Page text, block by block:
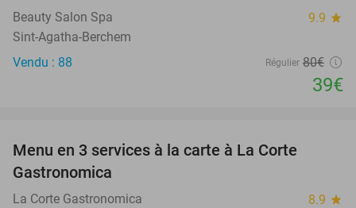
Beauty Salon Spa 9.9 star
Sint-Agatha-Berchem
Vendu : 88
Régulier 80€
39€
Menu en 3 services à la carte à La Corte
Gastronomica
La Corte Gastronomica 8.9 star